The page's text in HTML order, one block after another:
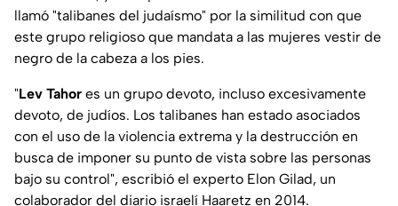
llamó "talibanes del judaísmo" por la similitud con que
este grupo religioso que mandata a las mujeres vestir de
negro de la cabeza a los pies.
"Lev Tahor es un grupo devoto, incluso excesivamente
devoto, de judíos. Los talibanes han estado asociados
con el uso de la violencia extrema y la destrucción en
busca de imponer su punto de vista sobre las personas
bajo su control", escribió el experto Elon Gilad, un
colaborador del diario israelí Haaretz en 2014.